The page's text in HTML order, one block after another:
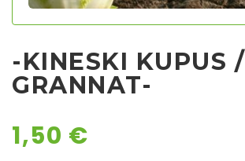
Sjeme povrća
Chili
Ostalo sjeme
-KINESKI KUPUS /
GRANNAT-
1,50 €